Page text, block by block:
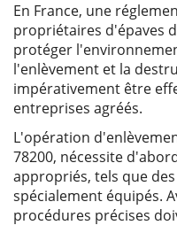
En France, une
propriétaires d'épaves
protéger
l'enlèvement et la
impérativement être
entreprises agréés.
L'opération
78200, nécessite
appropriés, tels que
spécialement équipés.
procédures précises